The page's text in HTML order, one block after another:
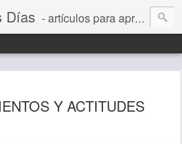
Días - artículos para aprender a vivir mejor, un día a la vez. Por Juan C Quintero
Y ACTITUDES